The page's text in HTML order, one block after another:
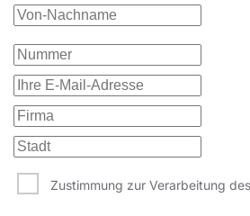
Zustimmung zur Verarbeitung